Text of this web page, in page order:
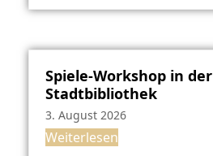
Spiele-Workshop in der
Stadtbibliothek
3. August 2026
Weiterlesen